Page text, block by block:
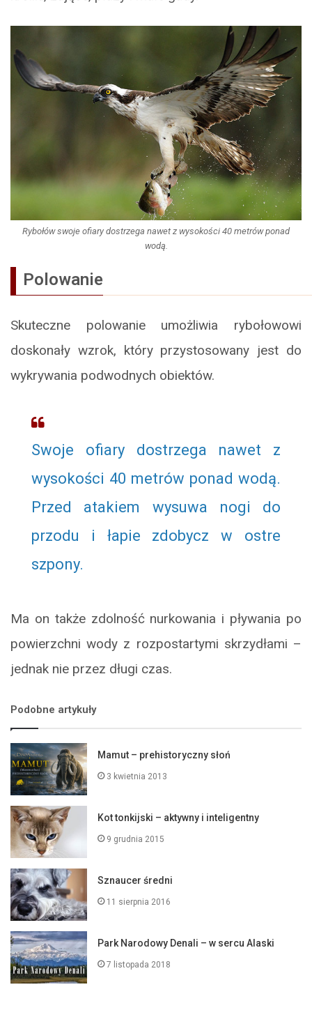
Rybołów swoje ofiary dostrzega nawet z wysokości 40 metrów ponad
wodą.
Polowanie
Skuteczne polowanie umożliwia rybołowowi
doskonały wzrok, który przystosowany jest do
wykrywania podwodnych obiektów.
Swoje ofiary dostrzega nawet z
wysokości 40 metrów ponad wodą.
Przed atakiem wysuwa nogi do
przodu i łapie zdobycz w ostre
szpony.
Ma on także zdolność nurkowania i pływania po
powierzchni wody z rozpostartymi skrzydłami –
jednak nie przez długi czas.
Podobne artykuły
Mamut – prehistoryczny słoń
3 kwietnia 2013
Kot tonkijski – aktywny i inteligentny
9 grudnia 2015
Sznaucer średni
11 sierpnia 2016
Park Narodowy Denali – w sercu Alaski
7 listopada 2018